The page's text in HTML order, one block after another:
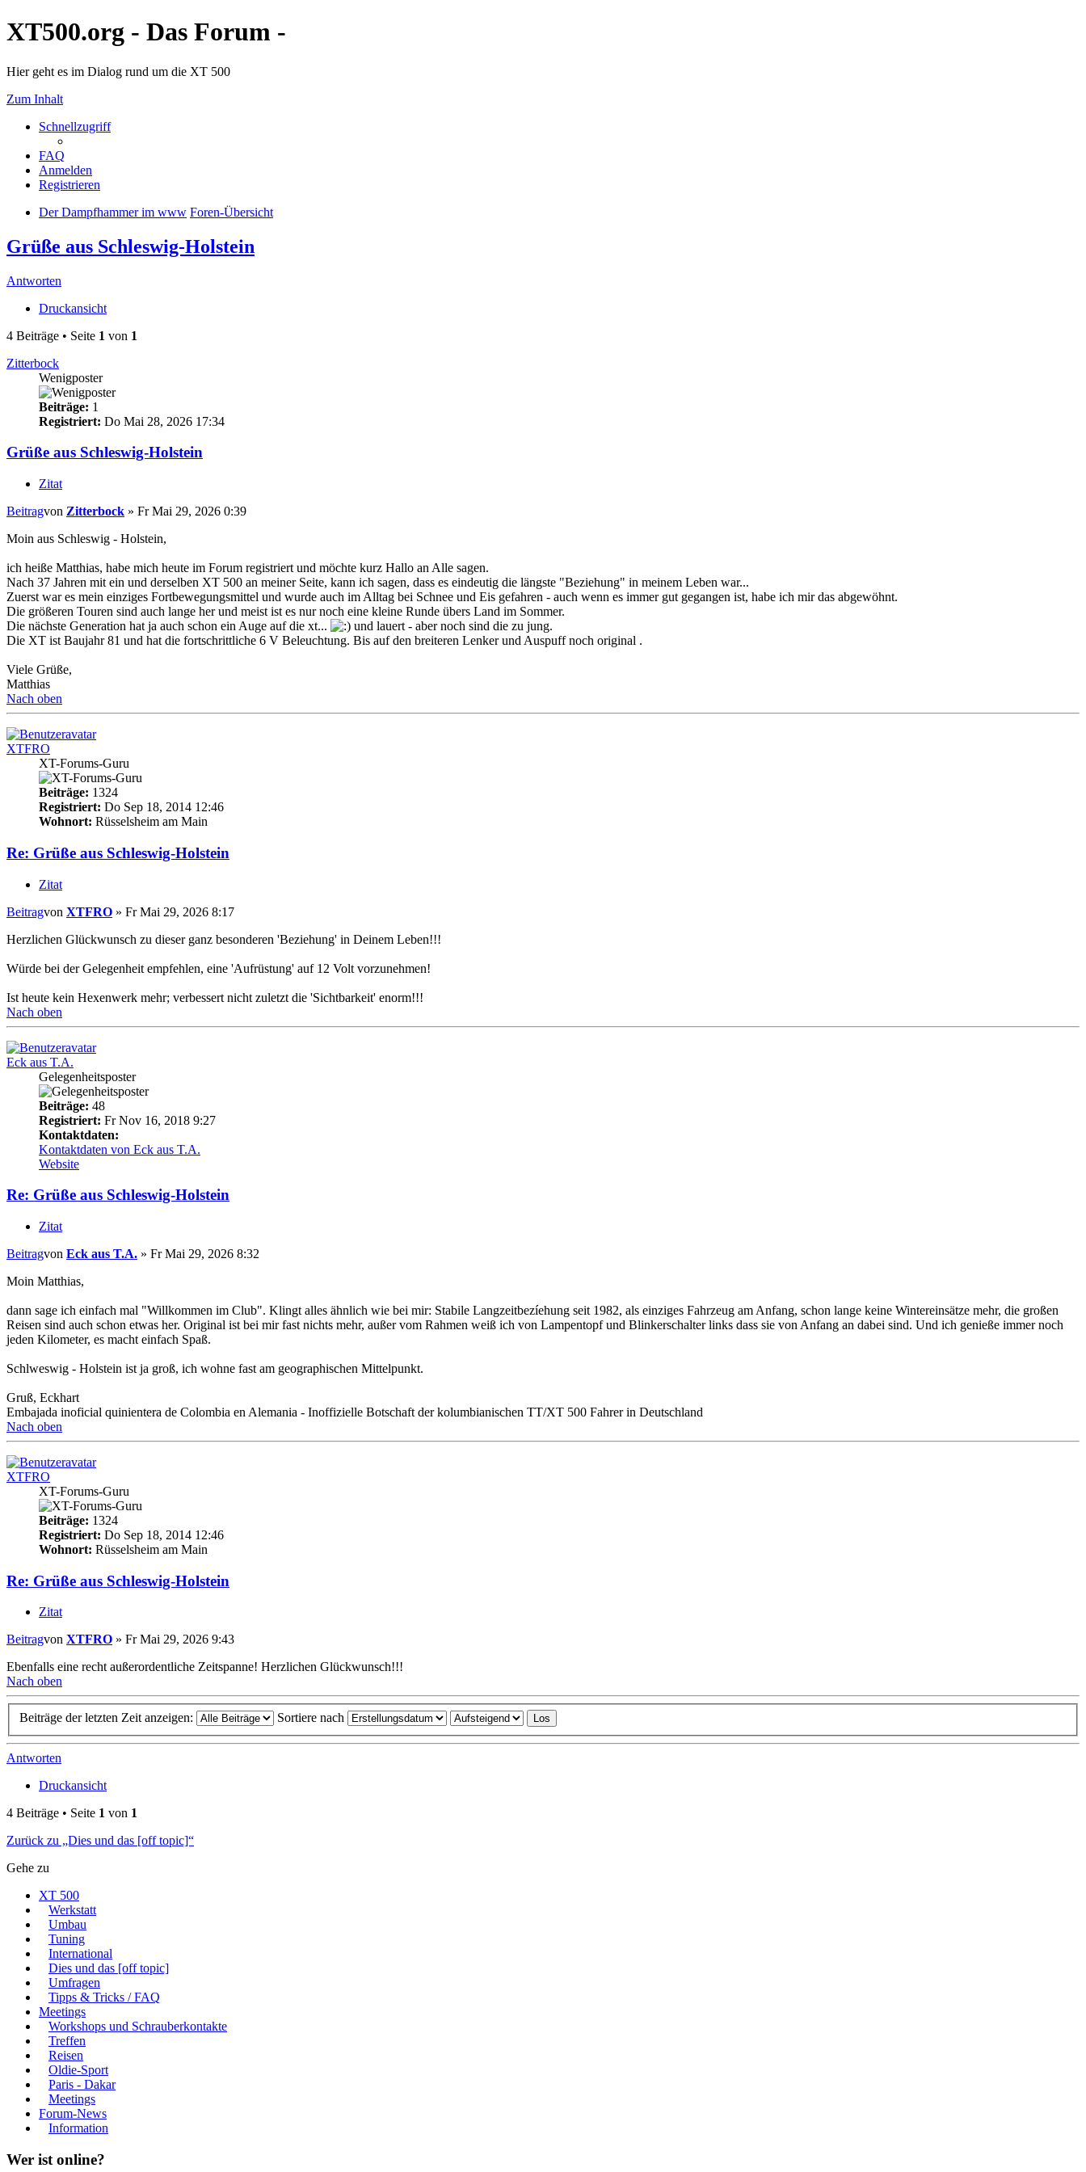
XT500.org - Das Forum -
Hier geht es im Dialog rund um die XT 500
Zum Inhalt
Schnellzugriff
FAQ
Anmelden
Registrieren
Der Dampfhammer im www Foren-Übersicht
Grüße aus Schleswig-Holstein
Antworten
Druckansicht
4 Beiträge • Seite 1 von 1
Zitterbock
Wenigposter
Beiträge: 1
Registriert: Do Mai 28, 2026 17:34
Grüße aus Schleswig-Holstein
Zitat
Beitragvon Zitterbock » Fr Mai 29, 2026 0:39
Moin aus Schleswig - Holstein,
ich heiße Matthias, habe mich heute im Forum registriert und möchte kurz Hallo an Alle sagen.
Nach 37 Jahren mit ein und derselben XT 500 an meiner Seite, kann ich sagen, dass es eindeutig die längste "Beziehung" in meinem Leben war...
Zuerst war es mein einziges Fortbewegungsmittel und wurde auch im Alltag bei Schnee und Eis gefahren - auch wenn es immer gut gegangen ist, habe ich mir das abgewöhnt.
Die größeren Touren sind auch lange her und meist ist es nur noch eine kleine Runde übers Land im Sommer.
Die nächste Generation hat ja auch schon ein Auge auf die xt...
und lauert - aber noch sind die zu jung.
Die XT ist Baujahr 81 und hat die fortschrittliche 6 V Beleuchtung. Bis auf den breiteren Lenker und Auspuff noch original .
Viele Grüße,
Matthias
Nach oben
XTFRO
XT-Forums-Guru
Beiträge: 1324
Registriert: Do Sep 18, 2014 12:46
Wohnort: Rüsselsheim am Main
Re: Grüße aus Schleswig-Holstein
Zitat
Beitragvon XTFRO » Fr Mai 29, 2026 8:17
Herzlichen Glückwunsch zu dieser ganz besonderen 'Beziehung' in Deinem Leben!!!
Würde bei der Gelegenheit empfehlen, eine 'Aufrüstung' auf 12 Volt vorzunehmen!
Ist heute kein Hexenwerk mehr; verbessert nicht zuletzt die 'Sichtbarkeit' enorm!!!
Nach oben
Eck aus T.A.
Gelegenheitsposter
Beiträge: 48
Registriert: Fr Nov 16, 2018 9:27
Kontaktdaten:
Kontaktdaten von Eck aus T.A.
Website
Re: Grüße aus Schleswig-Holstein
Zitat
Beitragvon Eck aus T.A. » Fr Mai 29, 2026 8:32
Moin Matthias,
dann sage ich einfach mal "Willkommen im Club". Klingt alles ähnlich wie bei mir: Stabile Langzeitbezíehung seit 1982, als einziges Fahrzeug am Anfang, schon lange keine Wintereinsätze mehr, die großen
Reisen sind auch schon etwas her. Original ist bei mir fast nichts mehr, außer vom Rahmen weiß ich von Lampentopf und Blinkerschalter links dass sie von Anfang an dabei sind. Und ich genieße immer noch
jeden Kilometer, es macht einfach Spaß.
Schlweswig - Holstein ist ja groß, ich wohne fast am geographischen Mittelpunkt.
Gruß, Eckhart
Embajada inoficial quinientera de Colombia en Alemania - Inoffizielle Botschaft der kolumbianischen TT/XT 500 Fahrer in Deutschland
Nach oben
XTFRO
XT-Forums-Guru
Beiträge: 1324
Registriert: Do Sep 18, 2014 12:46
Wohnort: Rüsselsheim am Main
Re: Grüße aus Schleswig-Holstein
Zitat
Beitragvon XTFRO » Fr Mai 29, 2026 9:43
Ebenfalls eine recht außerordentliche Zeitspanne! Herzlichen Glückwunsch!!!
Nach oben
Beiträge der letzten Zeit anzeigen: Sortiere nach
Antworten
Druckansicht
4 Beiträge • Seite 1 von 1
Zurück zu „Dies und das [off topic]“
Gehe zu
XT 500
Werkstatt
Umbau
Tuning
International
Dies und das [off topic]
Umfragen
Tipps & Tricks / FAQ
Meetings
Workshops und Schrauberkontakte
Treffen
Reisen
Oldie-Sport
Paris - Dakar
Meetings
Forum-News
Information
Wer ist online?